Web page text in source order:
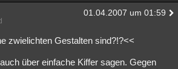
01.04.2007 um 01:59
zwielichten Gestalten sind?!?<<
über einfache Kiffer sagen. Gegen